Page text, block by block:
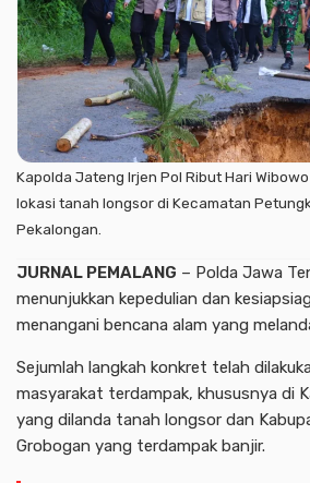
Kapolda Jateng Irjen Pol Ribut Hari
lokasi tanah longsor di Kecamatan
Pekalongan.
JURNAL PEMALANG – Polda Jawa
menunjukkan kepedulian dan
menangani bencana alam yang
Sejumlah langkah konkret telah
masyarakat terdampak, khususnya di
yang dilanda tanah longsor dan
Grobogan yang terdampak banjir.